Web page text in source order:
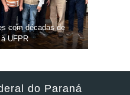
com décadas de
UFPR
do Paraná